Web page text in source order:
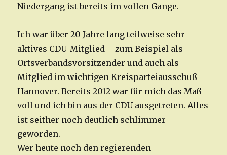
Niedergang ist bereits im vollen Gange.
Ich war über 20 Jahre lang teilweise sehr
aktives CDU-Mitglied – zum Beispiel als
Ortsverbandsvorsitzender und auch als
Mitglied im wichtigen Kreisparteiausschuß
Hannover. Bereits 2012 war für mich das Maß
voll und ich bin aus der CDU ausgetreten. Alles
ist seither noch deutlich schlimmer
geworden.
Wer heute noch den regierenden